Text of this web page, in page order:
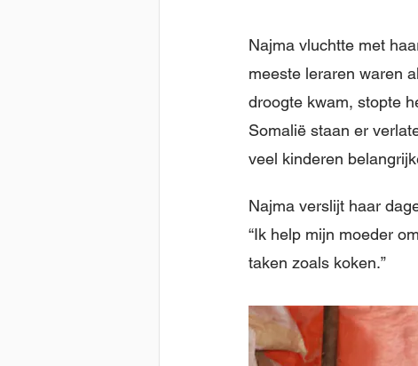
Najma vluchtte met
meeste leraren waren
droogte kwam, stopte
Somalië staan er
veel kinderen
Najma verslijt haar
“Ik help mijn moeder
taken zoals koken.”